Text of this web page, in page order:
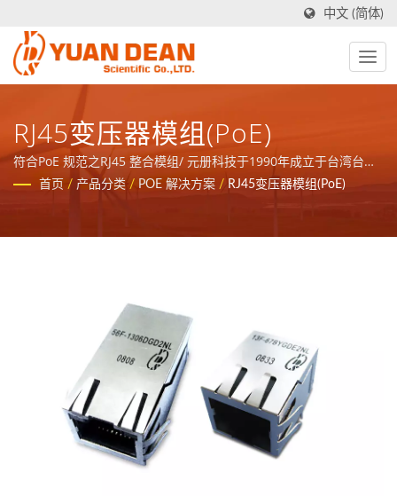
中文 (简体)
RJ45变压器模组(PoE)
符合PoE 规范之RJ45 整合模组/ 元册科技于1990年成立于台湾台
南，工厂禾茂电子则在1995年成立于中国厦门，我们是业界领先的
首页 / 产品分类 / POE 解决方案 / RJ45变压器模组(PoE)